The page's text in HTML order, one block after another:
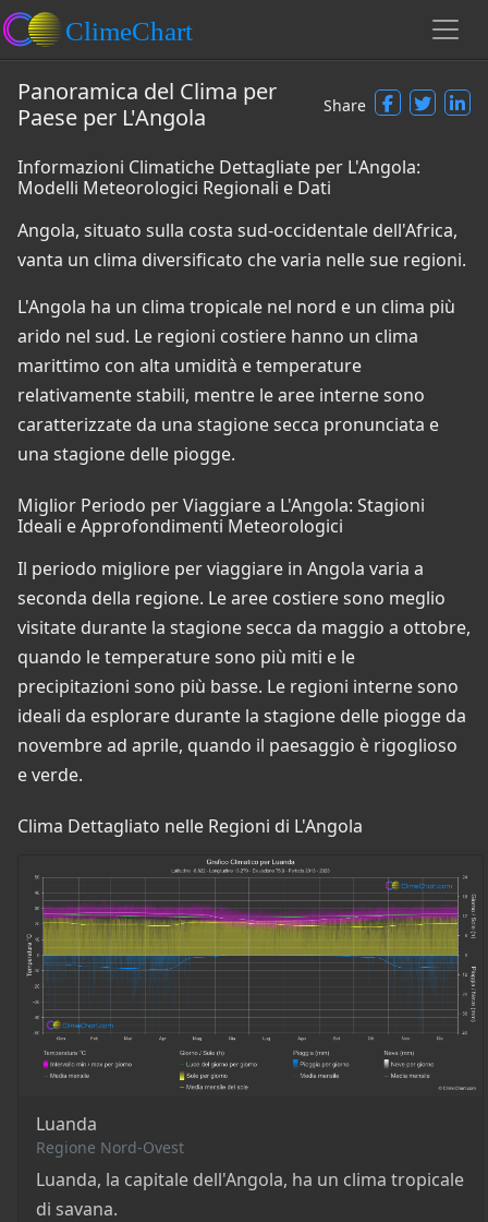
Panoramica del Clima per
Paese per L'Angola
Share
Informazioni Climatiche Dettagliate per L'Angola:
Modelli Meteorologici Regionali e Dati
Angola, situato sulla costa sud-occidentale dell'Africa,
vanta un clima diversificato che varia nelle sue regioni.
L'Angola ha un clima tropicale nel nord e un clima più
arido nel sud. Le regioni costiere hanno un clima
marittimo con alta umidità e temperature
relativamente stabili, mentre le aree interne sono
caratterizzate da una stagione secca pronunciata e
una stagione delle piogge.
Miglior Periodo per Viaggiare a L'Angola: Stagioni
Ideali e Approfondimenti Meteorologici
Il periodo migliore per viaggiare in Angola varia a
seconda della regione. Le aree costiere sono meglio
visitate durante la stagione secca da maggio a ottobre,
quando le temperature sono più miti e le
precipitazioni sono più basse. Le regioni interne sono
ideali da esplorare durante la stagione delle piogge da
novembre ad aprile, quando il paesaggio è rigoglioso
e verde.
Clima Dettagliato nelle Regioni di L'Angola
Luanda
Regione Nord-Ovest
Luanda, la capitale dell'Angola, ha un clima tropicale
di savana.